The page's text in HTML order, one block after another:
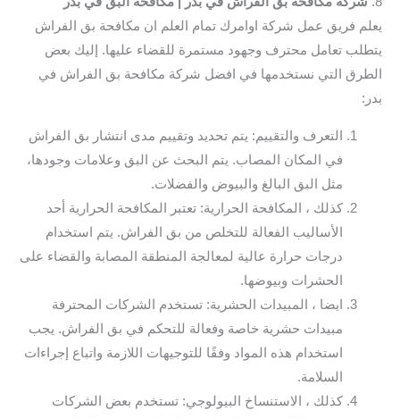
يعلم فريق عمل شركة اوامرك تمام العلم ان مكافحة بق الفراش
يتطلب تعامل محترف وجهود مستمرة للقضاء عليها. إليك بعض
الطرق التي نستخدمها في افضل شركة مكافحة بق الفراش في
بدر:
التعرف والتقييم: يتم تحديد وتقييم مدى انتشار بق الفراش
في المكان المصاب. يتم البحث عن البق وعلامات وجودها،
مثل البق البالغ والبيوض والفضلات.
كذلك ، المكافحة الحرارية: تعتبر المكافحة الحرارية أحد
الأساليب الفعالة للتخلص من بق الفراش. يتم استخدام
درجات حرارة عالية لمعالجة المنطقة المصابة والقضاء على
الحشرات وبيوضها.
ايضا ، المبيدات الحشرية: تستخدم الشركات المحترفة
مبيدات حشرية خاصة وفعالة للتحكم في بق الفراش. يجب
استخدام هذه المواد وفقًا للتوجيهات اللازمة واتباع إجراءات
السلامة.
كذلك ، الاستنساخ البيولوجي: تستخدم بعض الشركات